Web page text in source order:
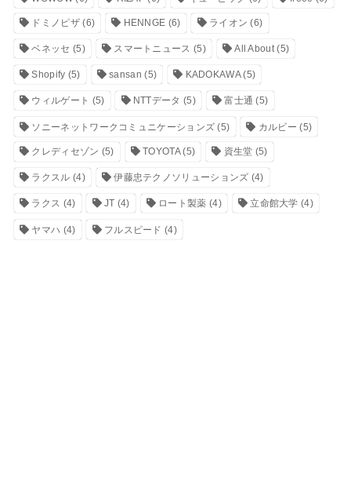
ドミノピザ(6) HENNGE (6) ライオン (6)
ベネッセ (5) スマートニュース (5) All About(5)
Shopify (5) sansan (5) KADOKAWA(5)
ウィルゲート (5) NTTデータ (5) 富士通 (5)
ソニーネットワークコミュニケーションズ (5) カルビー (5)
クレディセゾン (5) TOYOTA(5) 資生堂 (5)
ラクスル (4) 伊藤忠テクノソリューションズ (4)
ラクス (4) JT (4) ロート製薬 (4) 立命館大学 (4)
ヤマハ (4) フルスピード (4)